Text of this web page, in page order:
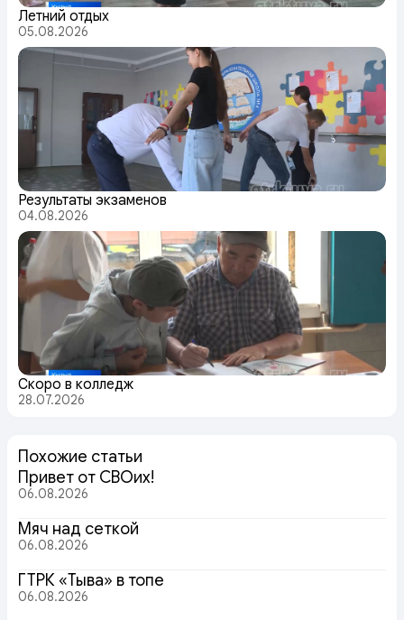
Летний отдых
05.08.2026
Результаты экзаменов
04.08.2026
Скоро в колледж
28.07.2026
Похожие статьи
Привет от СВОих!
06.08.2026
Мяч над сеткой
06.08.2026
ГТРК «Тыва» в топе
06.08.2026